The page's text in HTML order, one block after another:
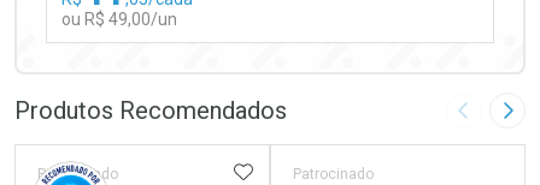
ou R$ 49,00/un
Laboratório
Por Menos
Produtos Recomendados Imagem
Patrocinado ADICIONAR AOS FAVORITOS
Patrocinado